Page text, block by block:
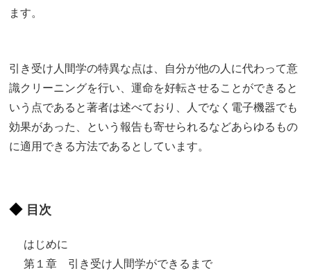
ます。
引き受け人間学の特異な点は、自分が他の人に代わって意
識クリーニングを行い、運命を好転させることができると
いう点であると著者は述べており、人でなく電子機器でも
効果があった、という報告も寄せられるなどあらゆるもの
に適用できる方法であるとしています。
目次
はじめに
第１章 引き受け人間学ができるまで